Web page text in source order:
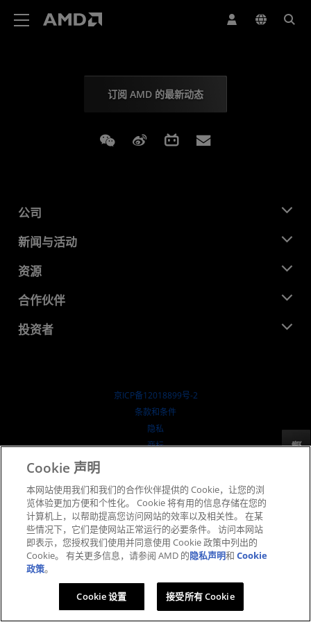
订阅 AMD 的最新动态
Weixin Weibo Bilibili
公司
关于 AMD
企业责任
就业机会
联系我们
新闻与活动
新闻中心
媒体库
资源
开发中心
成功案例
合作伙伴
AMD 合作伙伴中心
投资者
京ICP备12018899号-2
​条款和条件
隐私
商标
英国税收策略
Cookie 政策
Cookie 设置
© 2026 Advanced Micro Devices, Inc.
反馈
Cookie 声明
本网站使用我们和我们的合作伙伴提供的 Cookie，让您的浏
览体验更加方便和个性化。 Cookie 将有用的信息存储在您的
计算机上，以帮助提高您访问网站的效率以及相关性。 在某
些情况下，它们是使网站正常运行的必要条件。 访问本网站
即表示，您授权我们使用并同意使用 Cookie 政策中列出的
Cookie。 有关更多信息，请参阅 AMD 的隐私声明和Cookie
政策。
Cookie 设置 接受所有 Cookie